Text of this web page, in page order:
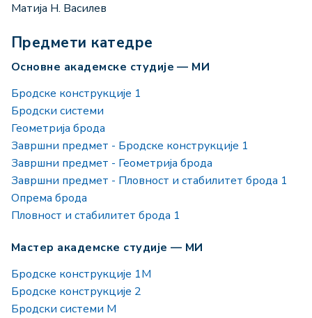
Матија Н. Василев
Предмети катедре
Основне академске студије — МИ
Бродске конструкције 1
Бродски системи
Геометрија брода
Завршни предмет - Бродске конструкције 1
Завршни предмет - Геометрија брода
Завршни предмет - Пловност и стабилитет брода 1
Опрема брода
Пловност и стабилитет брода 1
Мастер академске студије — МИ
Бродске конструкције 1М
Бродске конструкције 2
Бродски системи М